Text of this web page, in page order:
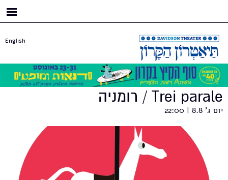
English
Trei parale / רומניה
יום ג' 8.8 | 22:00